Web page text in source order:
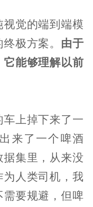
觉的端到端模
极方案。 由于
能够理解以前
上掉下来了一
来了一个啤酒
集里，从来没
人类司机，我
要规避，但啤